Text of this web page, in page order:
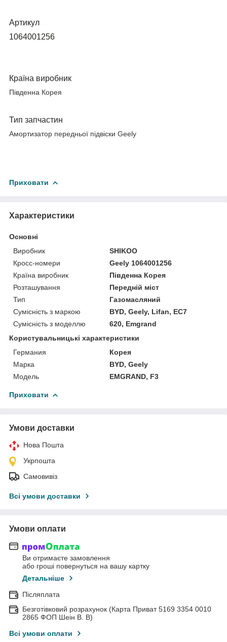
Артикул
1064001256
Країна виробник
Південна Корея
Тип запчастин
Амортизатор передньої підвіски Geely
Приховати
Характеристики
Основні
Виробник
SHIKOO
Кросс-номери
Geely 1064001256
Країна виробник
Південна Корея
Розташування
Передній міст
Тип
Газомасляний
Сумісність з маркою
BYD, Geely, Lifan, EC7
Сумісність з моделлю
620, Emgrand
Користувальницькі характеристики
Германия
Корея
Марка
BYD, Geely
Мoдель
EMGRAND, F3
Приховати
Умови доставки
Нова Пошта
Укрпошта
Самовивіз
Всі умови доставки
Умови оплати
Ви отримаєте замовлення
або гроші повернуться на вашу картку
Детальніше
Післяплата
Безготівковий розрахунок (Карта Приват 5169 3354 0010
2865 ФОП Шеін В. В)
Всі умови оплати